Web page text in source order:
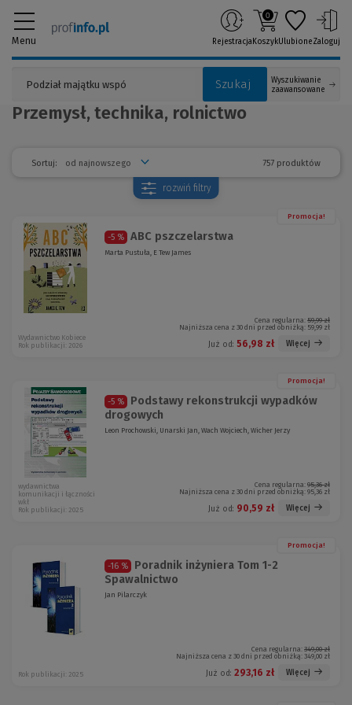
Menu
Szukaj
Wyszukiwanie
zaawansowane
Rejestracja
0
KoszykUlubioneZaloguj
Przemysł, technika, rolnictwo
Sortuj: 757 produktów
rozwiń filtry
Promocja!
-5 % ABC pszczelarstwa
Marta Pustuła, E Tew James
Cena regularna: 59,99 zł
Najniższa cena z 30 dni przed obniżką: 59,99 zł
Już od: 56,98 zł Więcej
Wydawnictwo Kobiece
Rok publikacji: 2026
Promocja!
-5 %
Podstawy rekonstrukcji wypadków
drogowych
Leon Prochowski, Unarski Jan, Wach Wojciech, Wicher Jerzy
Cena regularna: 95,36 zł
Najniższa cena z 30 dni przed obniżką: 95,36 zł
Już od: 90,59 zł Więcej
wydawnictwa
komunikacji i łączności
wkł
Rok publikacji: 2025
Promocja!
-16 %
Poradnik inżyniera Tom 1-2
Spawalnictwo
Jan Pilarczyk
Cena regularna: 349,00 zł
Najniższa cena z 30 dni przed obniżką: 349,00 zł
Już od: 293,16 zł Więcej
Rok publikacji: 2025